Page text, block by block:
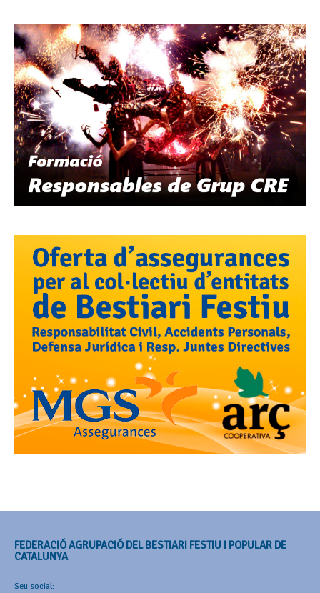
FEDERACIÓ AGRUPACIÓ DEL BESTIARI FESTIU I POPULAR DE
CATALUNYA
Seu social: